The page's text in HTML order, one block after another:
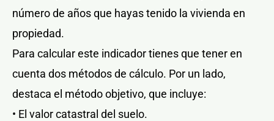
número de años que hayas tenido la vivienda en
propiedad.
Para calcular este indicador tienes que tener en
cuenta dos métodos de cálculo. Por un lado,
destaca el método objetivo, que incluye:
• El valor catastral del suelo.